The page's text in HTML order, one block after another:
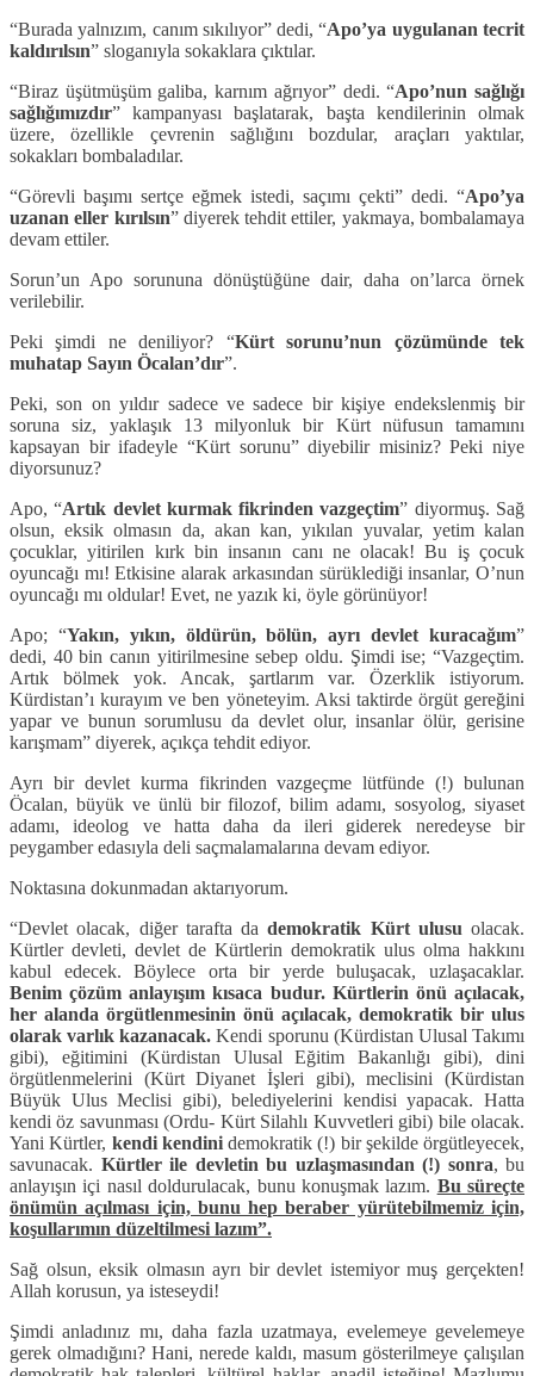
“Burada yalnızım, canım sıkılıyor” dedi, “Apo’ya uygulanan tecrit
kaldırılsın” sloganıyla sokaklara çıktılar.
“Biraz üşütmüşüm galiba, karnım ağrıyor” dedi. “Apo’nun sağlığı
sağlığımızdır” kampanyası başlatarak, başta kendilerinin olmak
üzere, özellikle çevrenin sağlığını bozdular, araçları yaktılar,
sokakları bombaladılar.
“Görevli başımı sertçe eğmek istedi, saçımı çekti” dedi. “Apo’ya
uzanan eller kırılsın” diyerek tehdit ettiler, yakmaya, bombalamaya
devam ettiler.
Sorun’un Apo sorununa dönüştüğüne dair, daha on’larca örnek
verilebilir.
Peki şimdi ne deniliyor? “Kürt sorunu’nun çözümünde tek
muhatap Sayın Öcalan’dır”.
Peki, son on yıldır sadece ve sadece bir kişiye endekslenmiş bir
soruna siz, yaklaşık 13 milyonluk bir Kürt nüfusun tamamını
kapsayan bir ifadeyle “Kürt sorunu” diyebilir misiniz? Peki niye
diyorsunuz?
Apo, “Artık devlet kurmak fikrinden vazgeçtim” diyormuş. Sağ
olsun, eksik olmasın da, akan kan, yıkılan yuvalar, yetim kalan
çocuklar, yitirilen kırk bin insanın canı ne olacak! Bu iş çocuk
oyuncağı mı! Etkisine alarak arkasından sürüklediği insanlar, O’nun
oyuncağı mı oldular! Evet, ne yazık ki, öyle görünüyor!
Apo; “Yakın, yıkın, öldürün, bölün, ayrı devlet kuracağım”
dedi, 40 bin canın yitirilmesine sebep oldu. Şimdi ise; “Vazgeçtim.
Artık bölmek yok. Ancak, şartlarım var. Özerklik istiyorum.
Kürdistan’ı kurayım ve ben yöneteyim. Aksi taktirde örgüt gereğini
yapar ve bunun sorumlusu da devlet olur, insanlar ölür, gerisine
karışmam” diyerek, açıkça tehdit ediyor.
Ayrı bir devlet kurma fikrinden vazgeçme lütfünde (!) bulunan
Öcalan, büyük ve ünlü bir filozof, bilim adamı, sosyolog, siyaset
adamı, ideolog ve hatta daha da ileri giderek neredeyse bir
peygamber edasıyla deli saçmalamalarına devam ediyor.
Noktasına dokunmadan aktarıyorum.
“Devlet olacak, diğer tarafta dademokratik Kürt ulusu olacak.
Kürtler devleti, devlet de Kürtlerin demokratik ulus olma hakkını
kabul edecek. Böylece orta bir yerde buluşacak, uzlaşacaklar.
Benim çözüm anlayışım kısaca budur. Kürtlerin önü açılacak,
her alanda örgütlenmesinin önü açılacak, demokratik bir ulus
olarak varlık kazanacak. Kendi sporunu (Kürdistan Ulusal Takımı
gibi), eğitimini (Kürdistan Ulusal Eğitim Bakanlığı gibi), dini
örgütlenmelerini (Kürt Diyanet İşleri gibi), meclisini (Kürdistan
Büyük Ulus Meclisi gibi), belediyelerini kendisi yapacak. Hatta
kendi öz savunması (Ordu- Kürt Silahlı Kuvvetleri gibi) bile olacak.
Yani Kürtler, kendi kendinidemokratik (!) bir şekilde örgütleyecek,
savunacak. Kürtler ile devletin bu uzlaşmasından (!) sonra, bu
anlayışın içi nasıl doldurulacak, bunu konuşmak lazım. Bu süreçte
önümün açılması için, bunu hep beraber yürütebilmemiz için,
koşullarımın düzeltilmesi lazım”.
Sağ olsun, eksik olmasın ayrı bir devlet istemiyor muş gerçekten!
Allah korusun, ya isteseydi!
Şimdi anladınız mı, daha fazla uzatmaya, evelemeye gevelemeye
gerek olmadığını? Hani, nerede kaldı, masum gösterilmeye çalışılan